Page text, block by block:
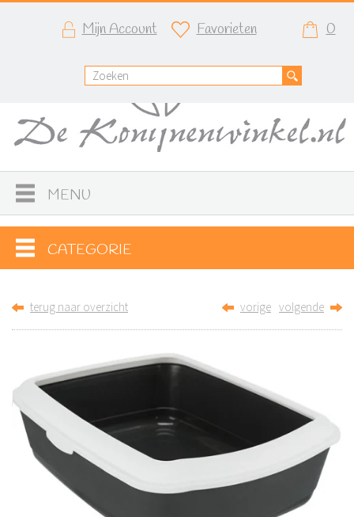
Mijn Account Favorieten 0
MENU
CATEGORIE
terug naar overzicht vorige volgende